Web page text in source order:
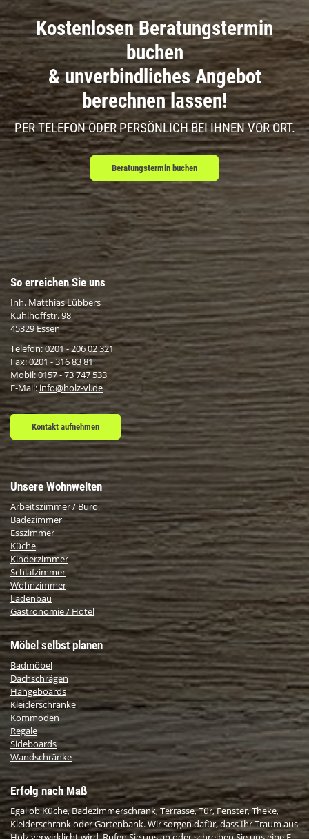
Kostenlosen Beratungstermin
buchen
& unverbindliches Angebot
berechnen lassen!
PER TELEFON ODER PERSÖNLICH BEI IHNEN VOR ORT.
Beratungstermin buchen
So erreichen Sie uns
Inh. Matthias Lübbers
Kuhlhoffstr. 98
45329 Essen
Telefon:0201 - 206 02 321
Fax: 0201 - 316 83 81
Mobil:0157 - 73 747 533
E-Mail:info@holz-vl.de
Kontakt aufnehmen
Unsere Wohnwelten
Arbeitszimmer / Büro
Badezimmer
Esszimmer
Küche
Kinderzimmer
Schlafzimmer
Wohnzimmer
Ladenbau
Gastronomie / Hotel
Möbel selbst planen
Badmöbel
Dachschrägen
Hängeboards
Kleiderschränke
Kommoden
Regale
Sideboards
Wandschränke
Erfolg nach Maß
Egal ob Küche, Badezimmerschrank, Terrasse, Tür, Fenster, Theke,
Kleiderschrank oder Gartenbank. Wir sorgen dafür, dass Ihr Traum aus